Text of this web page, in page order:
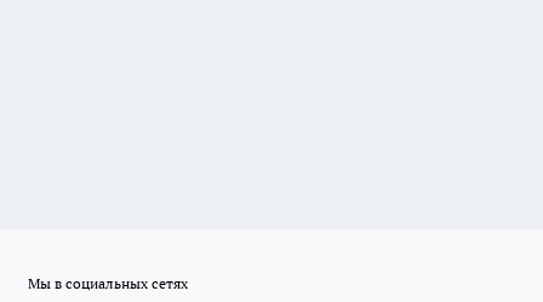
Мы в социальных сетях